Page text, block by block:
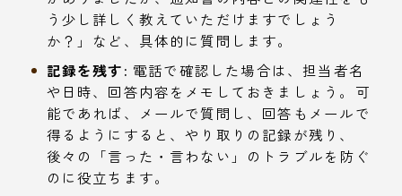
う少し詳しく教えていただけますでしょう
か？」など、具体的に質問します。
記録を残す: 電話で確認した場合は、担当者名
や日時、回答内容をメモしておきましょう。可
能であれば、メールで質問し、回答もメールで
得るようにすると、やり取りの記録が残り、
後々の「言った・言わない」のトラブルを防ぐ
のに役立ちます。